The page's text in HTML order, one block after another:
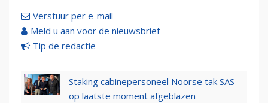
Verstuur per e-mail
Meld u aan voor de nieuwsbrief
Tip de redactie
Staking cabinepersoneel Noorse tak SAS
op laatste moment afgeblazen